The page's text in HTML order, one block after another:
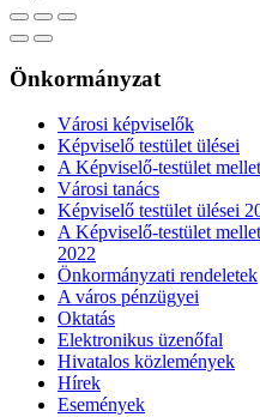
Önkormányzat
Városi képviselők
Képviselő testület ülései
A Képviselő-testület
Városi tanács
Képviselő testület ülései
A Képviselő-testület
2022
Önkormányzati rendeletek
A város pénzügyei
Oktatás
Elektronikus üzenőfal
Hivatalos közlemények
Hírek
Események